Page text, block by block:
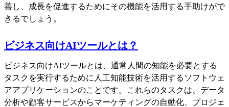
善し、成長を促進するためにその機能を活用する手助けがで
きるでしょう。
ビジネス向けAIツールとは？
ビジネス向けAIツールとは、通常人間の知能を必要とする
タスクを実行するために人工知能技術を活用するソフトウェ
アアプリケーションのことです。これらのタスクは、データ
分析や顧客サービスからマーケティングの自動化、プロジェ